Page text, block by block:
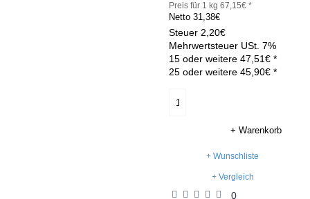
Preis für 1 kg 67,15€ *
Netto 31,38€
Steuer 2,20€
Mehrwertsteuer USt. 7%
15 oder weitere 47,51€ *
25 oder weitere 45,90€ *
+ Warenkorb
+ Wunschliste
+ Vergleich
0